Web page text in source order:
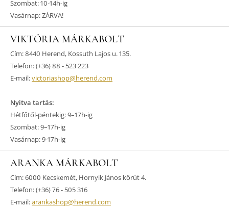
Szombat: 10-14h-ig
Vasárnap: ZÁRVA!
VIKTÓRIA MÁRKABOLT
Cím: 8440 Herend, Kossuth Lajos u. 135.
Telefon: (+36) 88 - 523 223
E-mail:victoriashop@herend.com
Nyitva tartás:
Hétfőtől-péntekig: 9–17h-ig
Szombat: 9–17h-ig
Vasárnap: 9-17h-ig
ARANKA MÁRKABOLT
Cím: 6000 Kecskemét, Hornyik János körút 4.
Telefon: (+36) 76 - 505 316
E-mail:arankashop@herend.com